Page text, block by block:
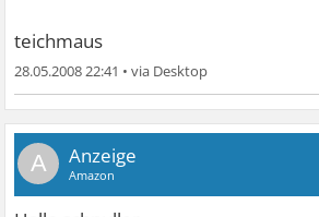
teichmaus
28.05.2008 22:41 •
A